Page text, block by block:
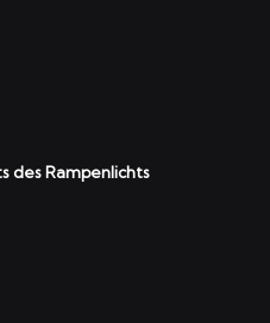
des Rampenlichts